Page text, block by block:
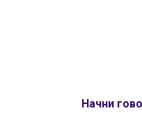
Начни